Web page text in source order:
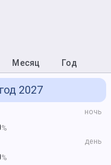
Месяц Год
2027
ночь
%
день
%